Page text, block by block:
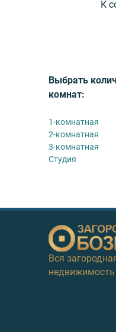
К
Выбрать
комнат:
1-комнатная
2-комнатная
3-комнатная
Студия
Вся
недвижимость